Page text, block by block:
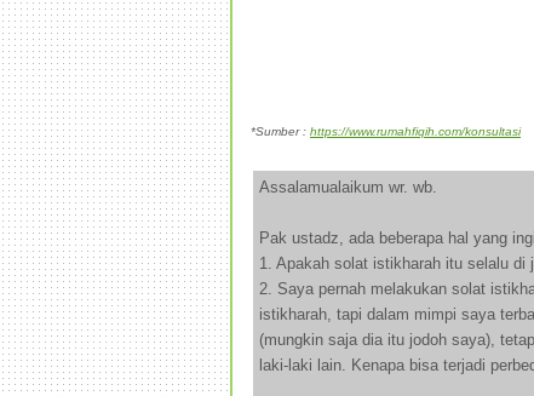
*Sumber : https://www.rumahfiqih.com/konsultasi
Assalamualaikum wr. wb.
Pak ustadz, ada beberapa hal yang
1. Apakah solat istikharah itu selalu di
2. Saya pernah melakukan solat
istikharah, tapi dalam mimpi saya
(mungkin saja dia itu jodoh saya),
laki-laki lain. Kenapa bisa terjadi